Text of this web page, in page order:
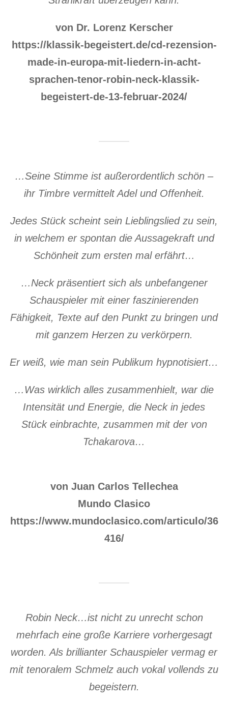
von Dr. Lorenz Kerscher
https://klassik-begeistert.de/cd-rezension-
made-in-europa-mit-liedern-in-acht-
sprachen-tenor-robin-neck-klassik-
begeistert-de-13-februar-2024/
…Seine Stimme ist außerordentlich schön –
ihr Timbre vermittelt Adel und Offenheit.
Jedes Stück scheint sein Lieblingslied zu sein,
in welchem er spontan die Aussagekraft und
Schönheit zum ersten mal erfährt…
…Neck präsentiert sich als unbefangener
Schauspieler mit einer faszinierenden
Fähigkeit, Texte auf den Punkt zu bringen und
mit ganzem Herzen zu verkörpern.
Er weiß, wie man sein Publikum hypnotisiert…
…Was wirklich alles zusammenhielt, war die
Intensität und Energie, die Neck in jedes
Stück einbrachte, zusammen mit der von
Tchakarova…
von Juan Carlos Tellechea
Mundo Clasico
https://www.mundoclasico.com/articulo/36
416/
Robin Neck…ist nicht zu unrecht schon
mehrfach eine große Karriere vorhergesagt
worden. Als brillianter Schauspieler vermag er
mit tenoralem Schmelz auch vokal vollends zu
begeistern.